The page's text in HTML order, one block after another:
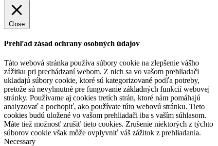
Close
Prehľad zásad ochrany osobných údajov
Táto webová stránka používa súbory cookie na zlepšenie vášho
zážitku pri prechádzaní webom. Z nich sa vo vašom prehliadači
ukladajú súbory cookie, ktoré sú kategorizované podľa potreby,
pretože sú nevyhnutné pre fungovanie základných funkcií webovej
stránky. Používame aj cookies tretích strán, ktoré nám pomáhajú
analyzovať a pochopiť, ako používate túto webovú stránku. Tieto
cookies budú uložené vo vašom prehliadači iba s vaším súhlasom.
Máte tiež možnosť zrušiť tieto cookies. Zrušenie niektorých z týchto
súborov cookie však môže ovplyvniť váš zážitok z prehliadania.
Necessary